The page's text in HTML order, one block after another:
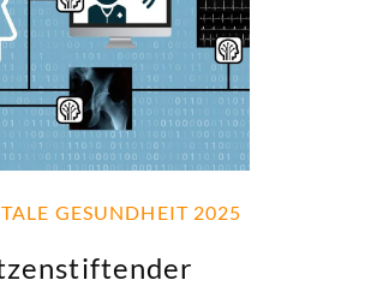
GESUNDHEIT 2025